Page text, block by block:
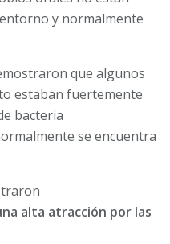
y normalmente
que algunos
estaban fuertemente
bacteria
se encuentra
alta atracción por las